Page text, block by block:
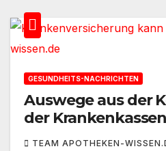
GESUNDHEITS-NACHRICHTEN
Auswege aus der
der Krankenkassen
TEAM APOTHEKEN-